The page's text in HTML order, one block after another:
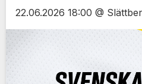
22.06.2026 18:00 @